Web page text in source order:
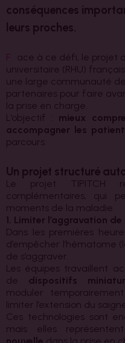
conséquences
leurs proches.
F
ace à ce défi, le projet
universitaire (RHU) français
une large communauté
partenaires pour faire
la prise en charge.
L’objectif : mieux
accompagner les
parcours.
Un projet structuré
Le projet TIPITCH
complémentaires, qui
moments de la maladie.
1. Limiter l’aggravation de
Dans les premières
d’empêcher l’hématome
de s’aggraver.
Les équipes travaillent
de dispositifs
moduler
limiter l’extension du
Ces technologies sont
mais elles